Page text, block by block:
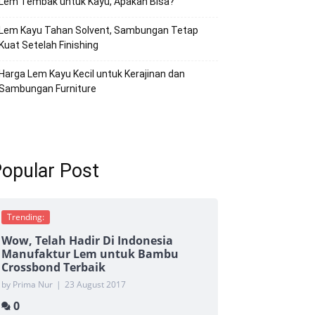
Kayu Tahan Solvent, Sambungan Tetap
Setelah Finishing
Lem Kayu Kecil untuk Kerajinan dan
Furniture
Post
Trending:
Wow, Telah Hadir Di Indonesia
Manufaktur Lem untuk Bambu
Crossbond Terbaik
by Prima Nur | 23 August 2017
0